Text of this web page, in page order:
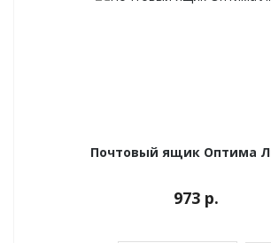
Почтовый ящик Оптима
973 р.